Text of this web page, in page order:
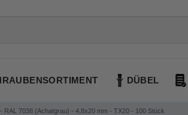
DÜBEL
RAL 7038 (Achatgrau) - 4,8x20 mm - TX20 - 100 Stück